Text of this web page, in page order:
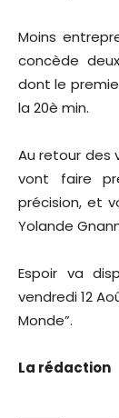
Moins
concède
dont le
la 20è min.
Au retour des
vont faire
précision, et
Yolande
Espoir va
vendredi 12
Monde”.
La rédaction